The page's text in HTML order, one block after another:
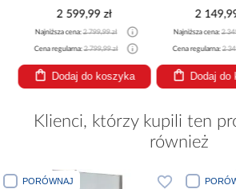
2 599,99 zł
Najniższa cena:2 799,99 zł
Cena regularna:2 799,99 zł
Dodaj do koszyka
2
Najniższa cena:2
Cena regularna:2
Dodaj do
Klienci, którzy kupili ten
również
PORÓWNAJ